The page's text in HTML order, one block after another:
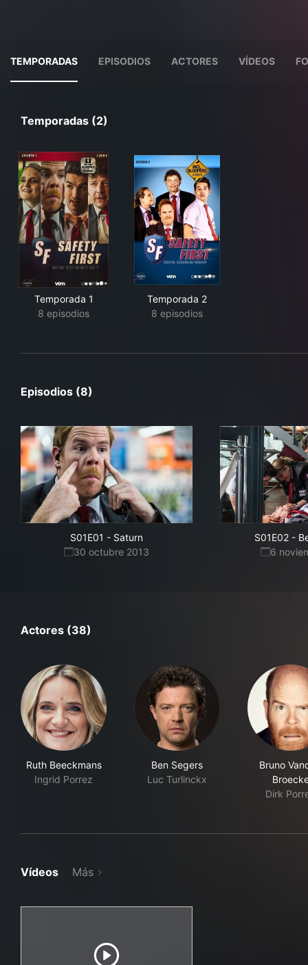
TEMPORADAS EPISODIOS ACTORES VÍDEOS
Temporadas (2)
Temporada 1
8 episodios
Temporada 2
8 episodios
Episodios (8)
S01E01 - Saturn
30 octubre 2013
S01E02 -
6
Actores (38)
Ruth Beeckmans
Ingrid Porrez
Ben Segers
Luc Turlinckx
Bruno
Dirk
Vídeos Más